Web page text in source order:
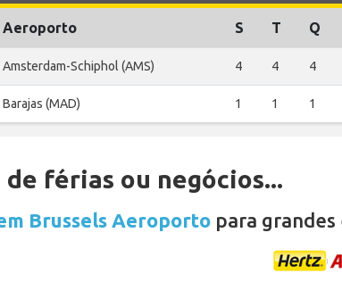
Aeroporto S T Q
Amsterdam-Schiphol (AMS) 4 4 4
Barajas (MAD) 1 1 1
férias ou negócios...
Brussels Aeroporto para grandes